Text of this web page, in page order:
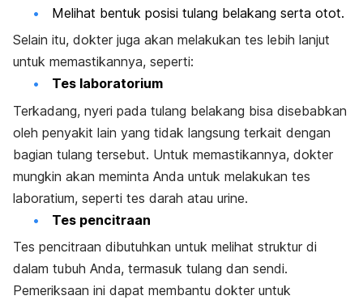
Melihat bentuk posisi tulang belakang serta otot.
Selain itu, dokter juga akan melakukan tes lebih lanjut
untuk memastikannya, seperti:
Tes laboratorium
Terkadang, nyeri pada tulang belakang bisa disebabkan
oleh penyakit lain yang tidak langsung terkait dengan
bagian tulang tersebut. Untuk memastikannya, dokter
mungkin akan meminta Anda untuk melakukan tes
laboratium, seperti tes darah atau urine.
Tes pencitraan
Tes pencitraan dibutuhkan untuk melihat struktur di
dalam tubuh Anda, termasuk tulang dan sendi.
Pemeriksaan ini dapat membantu dokter untuk